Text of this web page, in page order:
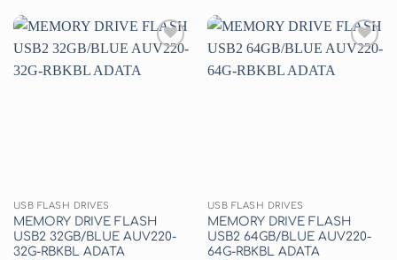
alla lista
USB FLASH DRIVES
MEMORY DRIVE FLASH
USB2 32GB/BLUE AUV220-
32G-RBKBL ADATA
alla lista
USB FLASH DRIVES
MEMORY DRIVE FLASH
USB2 64GB/BLUE AUV220-
64G-RBKBL ADATA